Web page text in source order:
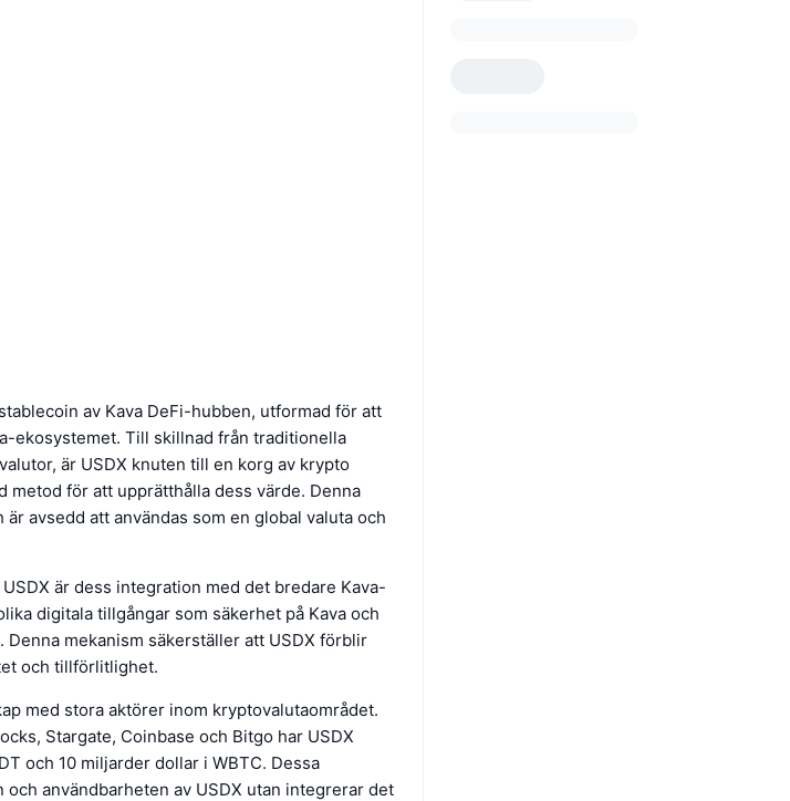
av Kava DeFi-hubben, utformad för att
ekosystemet. Till skillnad från traditionella
är USDX knuten till en korg av krypto
för att upprätthålla dess värde. Denna
avsedd att användas som en global valuta och
är dess integration med det bredare Kava-
digitala tillgångar som säkerhet på Kava och
mekanism säkerställer att USDX förblir
och tillförlitlighet.
med stora aktörer inom kryptovalutaområdet.
Stargate, Coinbase och Bitgo har USDX
och 10 miljarder dollar i WBTC. Dessa
användbarheten av USDX utan integrerar det